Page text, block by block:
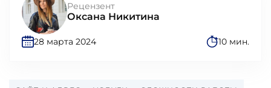
Рецензент
Оксана Никитина
28 марта 2024 10 мин.